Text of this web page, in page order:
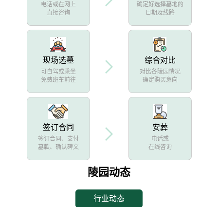
电话或在网上
直接咨询
确定好选择墓地的
日期及线路
现场选墓
可自驾或乘坐
免费班车前往
综合对比
对比各陵园情况
确定购买意向
签订合同
签订合同、支付
墓款、确认碑文
安葬
电话或
在线咨询
陵园动态
行业动态